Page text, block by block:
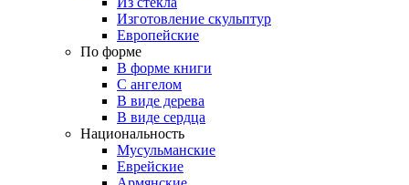
Изготовление скульптур
Европейские
По форме
В форме книги
С ангелом
В виде дерева
В виде сердца
Национальность
Мусульманские
Еврейские